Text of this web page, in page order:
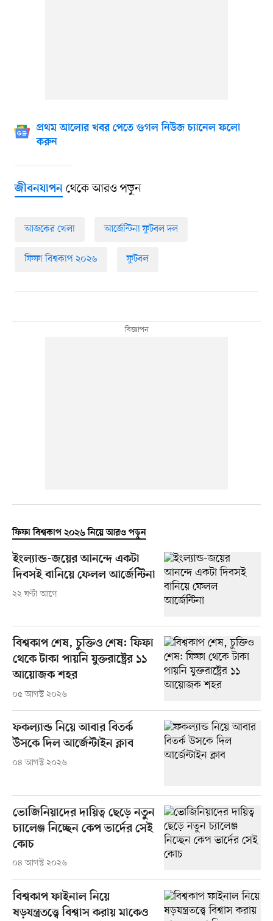
প্রথম আলোর খবর পেতে গুগল নিউজ চ্যানেল ফলো
করুন
জীবনযাপনথেকে আরও পড়ুন
আজকের খেলা আর্জেন্টিনা ফুটবল দল
ফিফা বিশ্বকাপ ২০২৬ ফুটবল
ফিফা বিশ্বকাপ ২০২৬ নিয়ে আরও পড়ুন
ইংল্যান্ড-জয়ের আনন্দে একটা
দিবসই বানিয়ে ফেলল আর্জেন্টিনা
২২ ঘণ্টা আগে
বিশ্বকাপ শেষ, চুক্তিও শেষ: ফিফা
থেকে টাকা পায়নি যুক্তরাষ্ট্রের ১১
আয়োজক শহর
০৫ আগস্ট ২০২৬
ফকল্যান্ড নিয়ে আবার বিতর্ক
উসকে দিল আর্জেন্টাইন ক্লাব
০৪ আগস্ট ২০২৬
ভোজিনিয়াদের দায়িত্ব ছেড়ে নতুন
চ্যালেঞ্জ নিচ্ছেন কেপ ভার্দের সেই
কোচ
০৪ আগস্ট ২০২৬
বিশ্বকাপ ফাইনাল নিয়ে
ষড়যন্ত্রতত্ত্বে বিশ্বাস করায় মাকেও